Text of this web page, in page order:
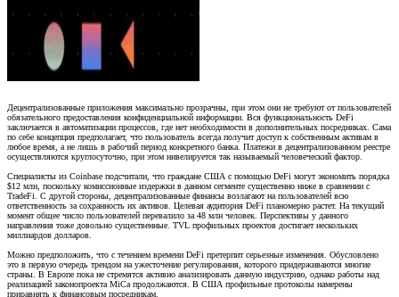
Децентрализованные приложения максимально прозрачны, при этом они не требуют от пользователей
обязательного предоставления конфиденциальной информации. Вся функциональность DeFi
заключается в автоматизации процессов, где нет необходимости в дополнительных посредниках. Сама
по себе концепция предполагает, что пользователь всегда получит доступ к собственным активам в
любое время, а не лишь в рабочий период конкретного банка. Платежи в децентрализованном реестре
осуществляются круглосуточно, при этом нивелируется так называемый человеческий фактор.
Специалисты из Coinbase подсчитали, что граждане США с помощью DeFi могут экономить порядка
$12 млн, поскольку комиссионные издержки в данном сегменте существенно ниже в сравнении с
TradeFi. С другой стороны, децентрализованные финансы возлагают на пользователей всю
ответственность за сохранность их активов. Целевая аудитория DeFi планомерно растет. На текущий
момент общее число пользователей перевалило за 48 млн человек. Перспективы у данного
направления тоже довольно существенные. TVL профильных проектов достигает нескольких
миллиардов долларов.
Можно предположить, что с течением времени DeFi претерпит серьезные изменения. Обусловлено
это в первую очередь трендом на ужесточение регулирования, которого придерживаются многие
страны. В Европе пока не стремятся активно анализировать данную индустрию, однако работы над
реализацией законопроекта MiCa продолжаются. В США профильные протоколы намерены
приравнять к финансовым посредникам.